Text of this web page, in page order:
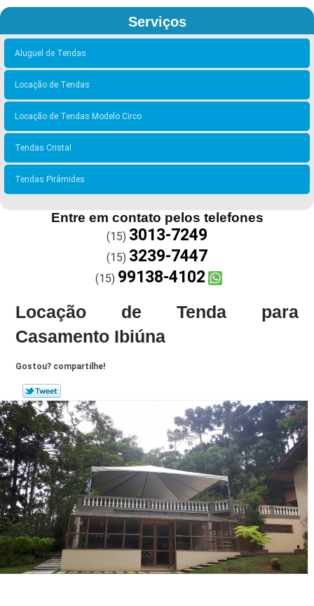
Serviços
Aluguel de Tendas
Locação de Tendas
Locação de Tendas Modelo Circo
Tendas Cristal
Tendas Pirâmides
Entre em contato pelos telefones
(15) 3013-7249
(15) 3239-7447
(15) 99138-4102
Locação de Tenda para
Casamento Ibiúna
Gostou? compartilhe!